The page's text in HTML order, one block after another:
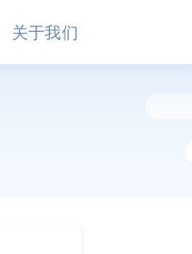
关于我们